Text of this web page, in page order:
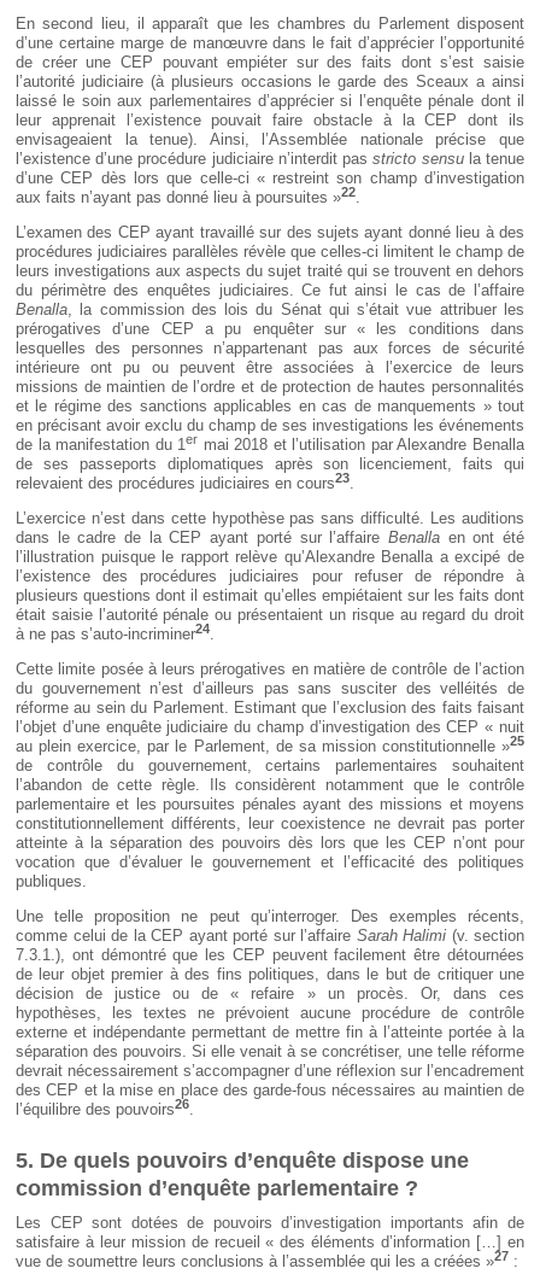
En second lieu, il apparaît que les chambres du Parlement disposent
d’une certaine marge de manœuvre dans le fait d’apprécier l’opportunité
de créer une CEP pouvant empiéter sur des faits dont s’est saisie
l’autorité judiciaire (à plusieurs occasions le garde des Sceaux a ainsi
laissé le soin aux parlementaires d’apprécier si l’enquête pénale dont il
leur apprenait l’existence pouvait faire obstacle à la CEP dont ils
envisageaient la tenue). Ainsi, l’Assemblée nationale précise que
l’existence d’une procédure judiciaire n’interdit passtricto sensula tenue
d’une CEP dès lors que celle-ci « restreint son champ d’investigation
aux faits n’ayant pas donné lieu à poursuites »22.
L’examen des CEP ayant travaillé sur des sujets ayant donné lieu à des
procédures judiciaires parallèles révèle que celles-ci limitent le champ de
leurs investigations aux aspects du sujet traité qui se trouvent en dehors
du périmètre des enquêtes judiciaires. Ce fut ainsi le cas de l’affaire
Benalla, la commission des lois du Sénat qui s’était vue attribuer les
prérogatives d’une CEP a pu enquêter sur « les conditions dans
lesquelles des personnes n’appartenant pas aux forces de sécurité
intérieure ont pu ou peuvent être associées à l’exercice de leurs
missions de maintien de l’ordre et de protection de hautes personnalités
et le régime des sanctions applicables en cas de manquements » tout
en précisant avoir exclu du champ de ses investigations les événements
de la manifestation du 1er mai 2018 et l’utilisation par Alexandre Benalla
de ses passeports diplomatiques après son licenciement, faits qui
relevaient des procédures judiciaires en cours23.
L’exercice n’est dans cette hypothèse pas sans difficulté. Les auditions
dans le cadre de la CEP ayant porté sur l’affaire Benallaen ont été
l’illustration puisque le rapport relève qu’Alexandre Benalla a excipé de
l’existence des procédures judiciaires pour refuser de répondre à
plusieurs questions dont il estimait qu’elles empiétaient sur les faits dont
était saisie l’autorité pénale ou présentaient un risque au regard du droit
à ne pas s’auto-incriminer24.
Cette limite posée à leurs prérogatives en matière de contrôle de l’action
du gouvernement n’est d’ailleurs pas sans susciter des velléités de
réforme au sein du Parlement. Estimant que l’exclusion des faits faisant
l’objet d’une enquête judiciaire du champ d’investigation des CEP « nuit
au plein exercice, par le Parlement, de sa mission constitutionnelle »25
de contrôle du gouvernement, certains parlementaires souhaitent
l’abandon de cette règle. Ils considèrent notamment que le contrôle
parlementaire et les poursuites pénales ayant des missions et moyens
constitutionnellement différents, leur coexistence ne devrait pas porter
atteinte à la séparation des pouvoirs dès lors que les CEP n’ont pour
vocation que d’évaluer le gouvernement et l’efficacité des politiques
publiques.
Une telle proposition ne peut qu’interroger. Des exemples récents,
comme celui de la CEP ayant porté sur l’affaire Sarah Halimi (v. section
7.3.1.), ont démontré que les CEP peuvent facilement être détournées
de leur objet premier à des fins politiques, dans le but de critiquer une
décision de justice ou de « refaire » un procès. Or, dans ces
hypothèses, les textes ne prévoient aucune procédure de contrôle
externe et indépendante permettant de mettre fin à l’atteinte portée à la
séparation des pouvoirs. Si elle venait à se concrétiser, une telle réforme
devrait nécessairement s’accompagner d’une réflexion sur l’encadrement
des CEP et la mise en place des garde-fous nécessaires au maintien de
l’équilibre des pouvoirs26.
5. De quels pouvoirs d’enquête dispose une
commission d’enquête parlementaire ?
Les CEP sont dotées de pouvoirs d’investigation importants afin de
satisfaire à leur mission de recueil « des éléments d’information […] en
vue de soumettre leurs conclusions à l’assemblée qui les a créées »27 :